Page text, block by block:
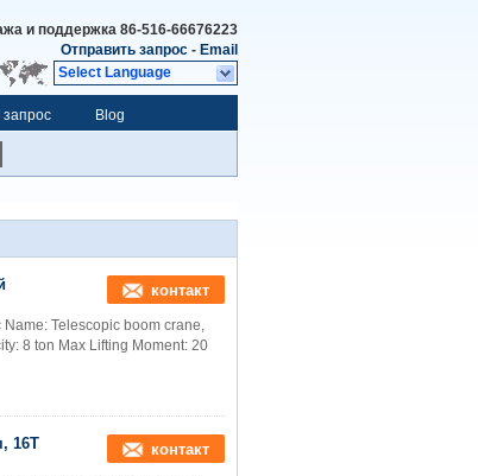
и поддержка 86-516-66676223
Отправить запрос - Email
Select Language
Blog
контакт
Telescopic boom crane,
8 ton Max Lifting Moment: 20
16Т
контакт